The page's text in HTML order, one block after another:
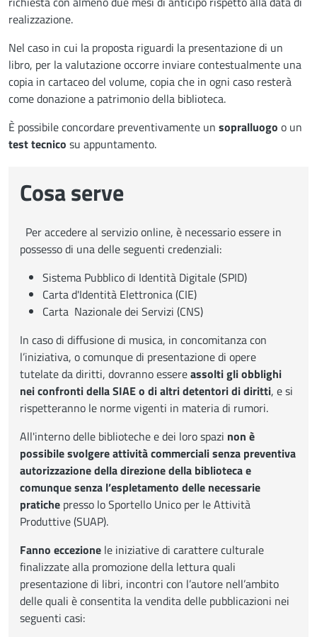
realizzazione.
Nel caso in cui la proposta riguardi la presentazione di un
libro, per la valutazione occorre inviare contestualmente una
copia in cartaceo del volume, copia che in ogni caso resterà
come donazione a patrimonio della biblioteca.
È possibile concordare preventivamente un sopralluogo o un
test tecnico su appuntamento.
Cosa serve
Per accedere al servizio online, è necessario essere in
possesso di una delle seguenti credenziali:
Sistema Pubblico di Identità Digitale (SPID)
Carta d'Identità Elettronica (CIE)
Carta Nazionale dei Servizi (CNS)
In caso di diffusione di musica, in concomitanza con
l’iniziativa, o comunque di presentazione di opere
tutelate da diritti, dovranno essereassolti gli obblighi
nei confronti della SIAE o di altri detentori di diritti, e si
rispetteranno le norme vigenti in materia di rumori.
All'interno delle biblioteche e dei loro spazi non è
possibile svolgere attività commerciali senza preventiva
autorizzazione della direzione della biblioteca e
comunque senza l’espletamento delle necessarie
pratiche presso lo Sportello Unico per le Attività
Produttive (SUAP).
Fanno eccezione le iniziative di carattere culturale
finalizzate alla promozione della lettura quali
presentazione di libri, incontri con l’autore nell’ambito
delle quali è consentita la vendita delle pubblicazioni nei
seguenti casi: